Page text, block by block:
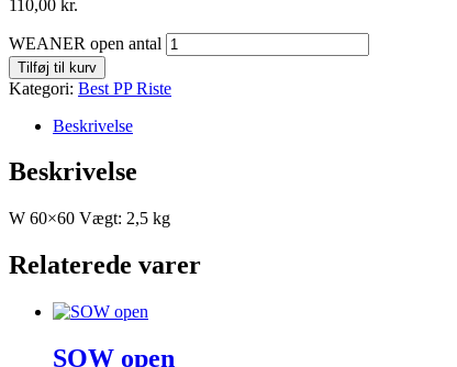
110,00 kr.
WEANER open antal
Tilføj til kurv
Kategori: Best PP Riste
Beskrivelse
Beskrivelse
W 60×60 Vægt: 2,5 kg
Relaterede varer
SOW open